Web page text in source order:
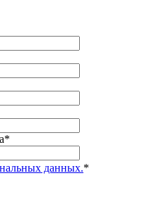
*
данных.*